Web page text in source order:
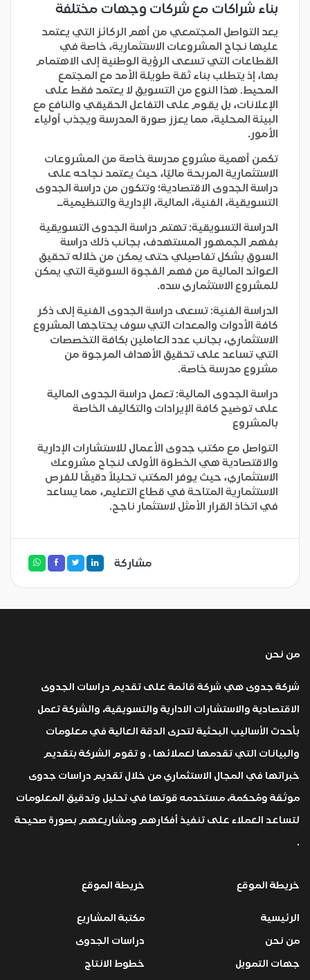
بناء شراكات مع شركات وجهات مختلفة
يعد التواصل المجتمعي من أهم الركائز التي يعتمد
عليها نجاح المشروعات الاستثمارية، خاصة في
القطاعات التي تسعى الرؤية الوطنية إلى الاهتمام
بها، إذ يتطلب بناء ثقة طويلة الأمد مع المجتمع
المحيط. هذا النوع من التسويق لا يعتمد فقط على
الإعلانات، بل يقوم على التفاعل الحقيقي والنافع مع
البيئة المحلية، مما يعزز صورة المدرسة ويجذب أولياء
الأمور.
تكمن أهمية مشروع مدرسة خاصة من المشروعات
الاستثمارية المربحة ماليًا، حيث يعتمد نجاحه على
دراسة الجدوى الاقتصادية؛ وتتكون من دراسة الجدوى
التسويقية، الفنية، المالية، الإدارية والتنظيميةـ.
الدراسة التسويقية: تهتم دراسة الجدوى التسويقية
بفهم الجمهور المستهدف، بجانب ذلك دراسة
السوق بشكل تفاصيلي حتى يمكن من خلاله تحقيق
العوائد المالية من فهم الفجوة السوقية التي يمكن
للمشروع الاستثماري سده.
الدراسة الفنية: تسعى دراسة الجدوى الفنية إلى ذكر
كافة الأدوات والمعدات التي سوف يحتاجها المشروع
الاستثماري، بجانب عدد العاملين بكافة التخصصات
التي تساعد على تحقيق الأهداف المرجوة من
مشروع مدرسة خاصة.
دراسة الجدوى المالية: تعمل دراسة الجدوى المالية
على توضيح كافة الإيرادات والتكاليف الخاصة
بالمشروع
التواصل مع مكتب جدوى الأعمال للاستشارات الإدارية
والاقتصادية هي الخطوة الأولى لنجاح مشروعك
الاستثماري، حيث يوفر المكتب تحليلاً دقيقًا للفرص
الاستثمارية المتاحة في قطاع التعليم، مما يساعد
في اتخاذ القرار الأمثل لاستثمار ناجح.
مشاركة
من نحن
شركة جدوى هي شركة قائمة على تقديم دراسات الجدوى
الاقتصادية والاستشارات الادارية والتسويقية، والشركة تعمل
بأحدث الأساليب البحثية لتحرى الدقة العالية في معلومات
والبيانات التي تقدمها لعملائها ، و تقوم الشركة بتقديم
خبراتها في المجال الاستثماري من خلال تقديم دراسات جدوى
موثقة ومُحكمة، مستخدمه قوتها في تحليل وتدقيق المعلومات
لتساعد العملاء على تنفيذ أفكارهم ومشاريعهم بصورة صحيحة
.
خريطة الموقع
الرئيسية
من نحن
جهات التمويل
خريطة الموقع
مكتبة المشاريع
دراسات الجدوى
خطوط الانتاج